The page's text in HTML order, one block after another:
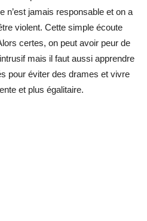
n’est jamais responsable et on a
violent. Cette simple écoute
certes, on peut avoir peur de
mais il faut aussi apprendre
pour éviter des drames et vivre
et plus égalitaire.